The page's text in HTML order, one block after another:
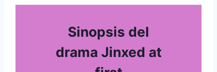
Sinopsis del
drama Jinxed at